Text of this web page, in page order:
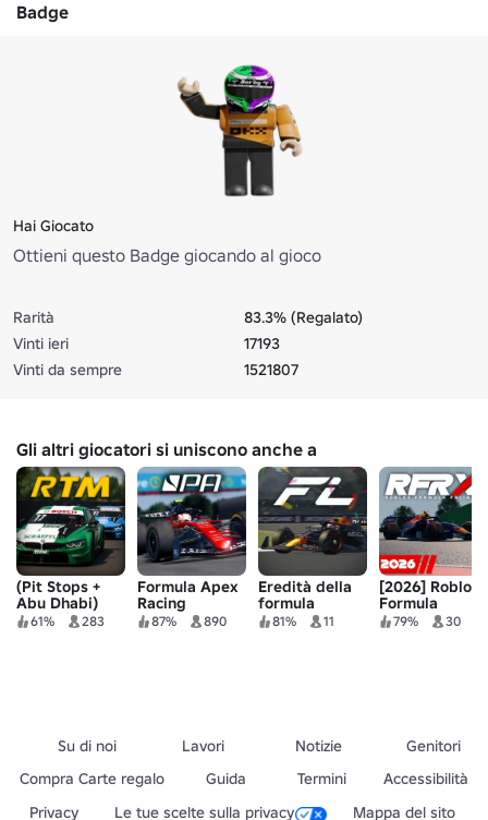
Badge
Hai Giocato
Ottieni questo Badge giocando al gioco
Rarità
83.3% (Regalato)
Vinti ieri
17193
Vinti da sempre
1521807
Gli altri giocatori si uniscono anche a
(Pit Stops +
Abu Dhabi)
Gara di auto
61% 283
Formula Apex
Racing
87% 890
Eredità della
formula
81% 11
[2026] Roblox
Formula
Racing X
79% 30
Su di noi Lavori Notizie
Genitori
Compra Carte regalo
Guida Termini
Accessibilità
Privacy
Le tue scelte sulla privacy Mappa del sito